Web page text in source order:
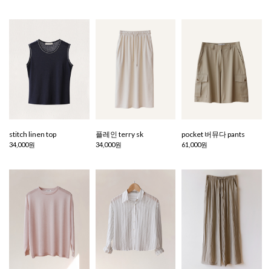
stitch linen top
34,000원
플레인 terry sk
34,000원
pocket 버뮤다 pants
61,000원